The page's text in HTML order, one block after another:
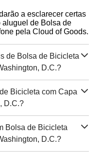
a esclarecer certas
aluguel de Bolsa de
pela Cloud of Goods.
de Bolsa de Bicicleta
D.C.?
Bicicleta com Capa
D.C.?
Bolsa de Bicicleta
D.C.?